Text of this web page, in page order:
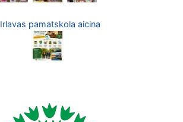
Irlavas pamatskola aicina